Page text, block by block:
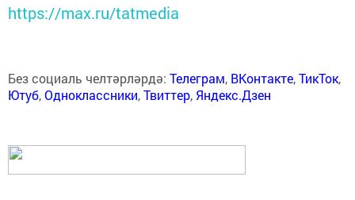
https://max.ru/tatmedia
Без социаль челтәрләрдә: Телеграм, ВКонтакте,ТикТок,
Ютуб,Одноклассники,Твиттер, Яндекс.Дзен